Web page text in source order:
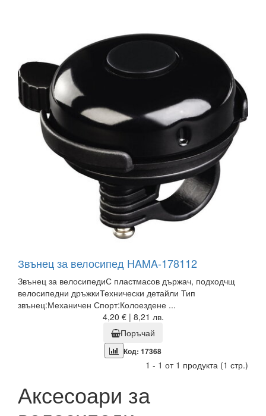
Звънец за велосипед HAMA-178112
Звънец за велосипедиС пластмасов държач, подходчщ
велосипедни дръжкиТехнически детайли Тип
звънец:Механичен Спорт:Колоездене ...
4,20 € | 8,21 лв.
Поръчай
Код: 17368
1 - 1 от 1 продукта (1 стр.)
Аксесоари за